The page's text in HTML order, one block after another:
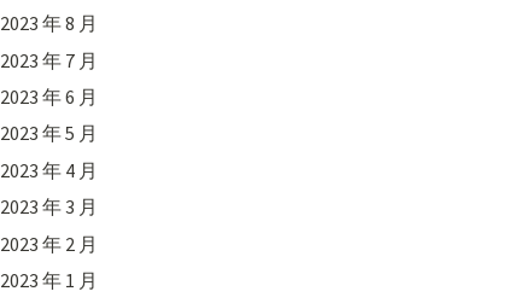
2023 年 8 月
2023 年 7 月
2023 年 6 月
2023 年 5 月
2023 年 4 月
2023 年 3 月
2023 年 2 月
2023 年 1 月